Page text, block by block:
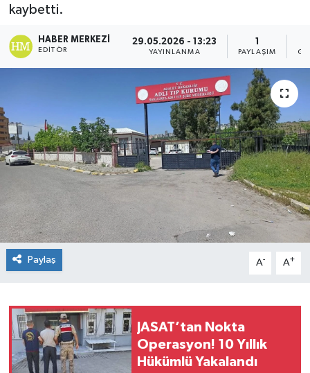
kaybetti.
HABER MERKEZI
EDITÖR
29.05.2026 - 13:23
YAYINLANMA
1
PAYLAŞIM
Paylaş A- A+
JASAT’tan Nokta
Operasyon! 10 Yıllık
Hükümlü Yakalandı